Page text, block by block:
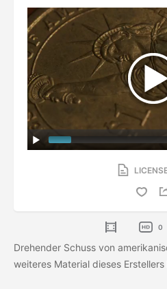
0
Drehender Schuss von
weiteres Material dieses Erstellers